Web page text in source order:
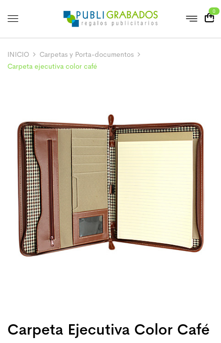
0
INICIO
Carpetas y Porta-documentos
Carpeta ejecutiva color café
Carpeta Ejecutiva Color Café